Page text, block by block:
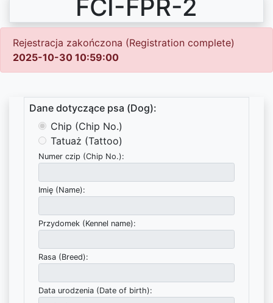
FCI-FPR-2
Rejestracja zakończona (Registration complete)
2025-10-30 10:59:00
Dane dotyczące psa (Dog):
Chip (Chip No.)
Tatuaż (Tattoo)
Numer czip (Chip No.):
Imię (Name):
Przydomek (Kennel name):
Rasa (Breed):
Data urodzenia (Date of birth):